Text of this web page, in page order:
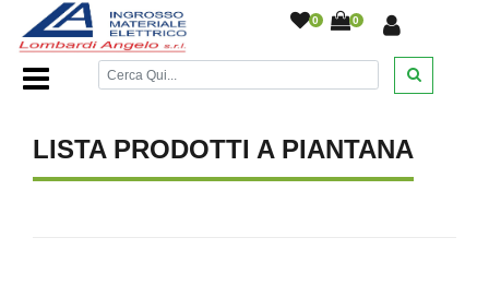
0 0
Home Page/DESANTIS////
LISTA PRODOTTI A PIANTANA